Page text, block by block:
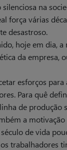
na
força várias
desastroso.
hoje em dia,
da empresa,
esforços
Para quê
de produção
a
de vida
trabalhadores